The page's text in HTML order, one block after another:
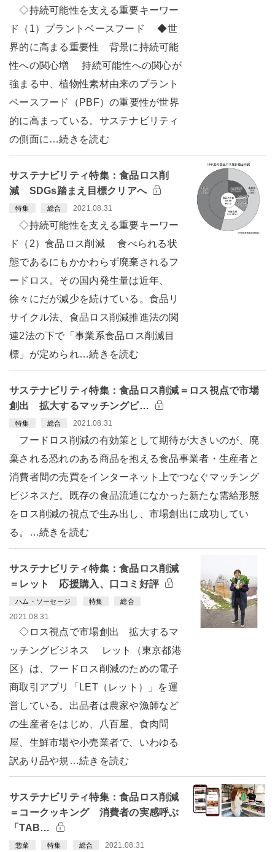
◇持続可能性を支える重要キーワー
ド（1）プラントベースフード ◆世
界的に高まる重要性 背景に持続可能
性への関心増 持続可能性への関心が
強まる中、植物性素材由来のプラント
ベースフード（PBF）の重要性が世界
的に高まっている。サステナビリティ
の側面に…続きを読む
サステナビリティ特集：食品ロス削
減 SDGs踏まえ目標クリアへ
特集 総合 2021.08.31
◇持続可能性を支える重要キーワー
ド（2）食品ロス削減 食べられる状
態であるにもかかわらず廃棄されるフ
ードロス。その国内発生量は近年、
徐々にだが減少を続けている。食品リ
サイクル法、食品ロス削減推進法の関
連2法の下で「事業系食品ロス削減目
標」が定められ…続きを読む
サステナビリティ特集：食品ロス削減＝ロス視点で市場
創出 拡大するマッチングビ…
特集 総合 2021.08.31
フードロス削減の有効策として期待が大きいのが、廃
棄される恐れのある商品を抱える食品事業者・生産者と
消費者間の売買をインターネット上でつなぐマッチング
ビジネスだ。既存の食品流通になかった新たな需給形態
をロス削減の視点で生み出し、市場創出に成功してい
る。…続きを読む
サステナビリティ特集：食品ロス削減
＝レット 応援購入、口コミ好評
ハム・ソーセージ 特集 総合
2021.08.31
◇ロス視点で市場創出 拡大するマ
ッチングビジネス レット（東京都港
区）は、フードロス削減のための電子
商取引アプリ「LET（レット）」を運
営している。出品者は農家や漁師など
の生産者をはじめ、八百屋、食肉問
屋、生鮮市場や小売業者で、いわゆる
訳あり品や規…続きを読む
サステナビリティ特集：食品ロス削減
＝コークッキング 消費者の実感呼ぶ
「TAB…
惣菜 特集 総合 2021.08.31